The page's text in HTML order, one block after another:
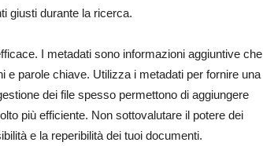
giusti durante la ricerca.
I metadati sono informazioni aggiuntive che
e parole chiave. Utilizza i metadati per fornire una
dei file spesso permettono di aggiungere
più efficiente. Non sottovalutare il potere dei
e la reperibilità dei tuoi documenti.